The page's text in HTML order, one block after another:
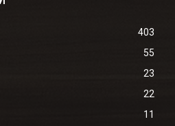
403
55
23
22
11